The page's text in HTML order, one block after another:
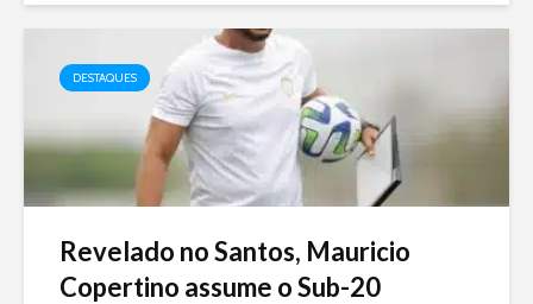
DESTAQUES
Revelado no Santos, Mauricio
Copertino assume o Sub-20